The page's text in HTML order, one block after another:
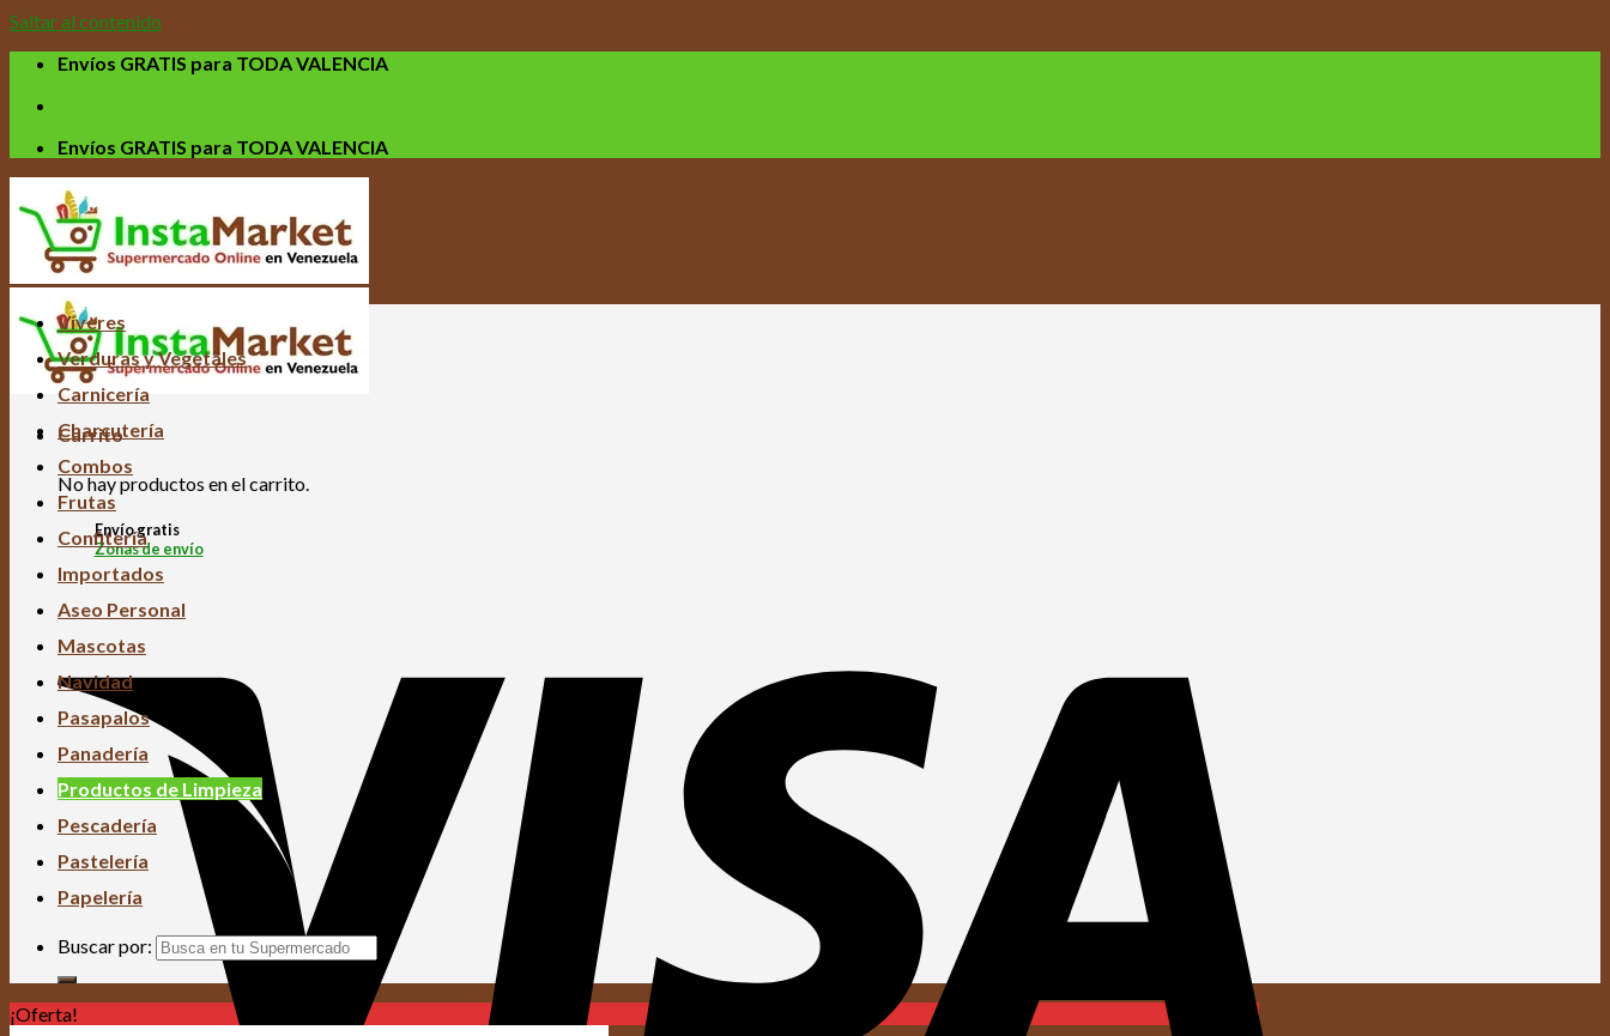
Saltar al contenido
Envíos GRATIS para TODA VALENCIA
Envíos GRATIS para TODA VALENCIA
Carrito
No hay productos en el carrito.
Envío gratis
Zonas de envío
Víveres
Verduras y Vegetales
Carnicería
Charcutería
Combos
Frutas
Confitería
Importados
Aseo Personal
Mascotas
Navidad
Pasapalos
Panadería
Productos de Limpieza
Pescadería
Pastelería
Papelería
Buscar por:
¡Oferta!